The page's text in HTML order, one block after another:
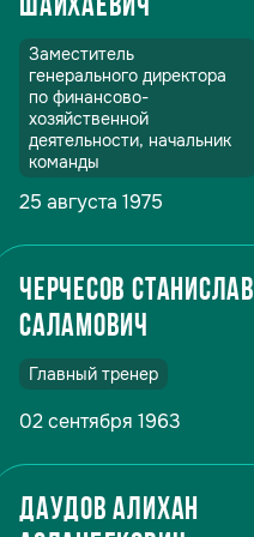
Шайхаевич
Заместитель
генерального директора
по финансово-
хозяйственной
деятельности, начальник
команды
25 августа 1975
Черчесов Станислав
Саламович
Главный тренер
02 сентября 1963
Даудов Алихан